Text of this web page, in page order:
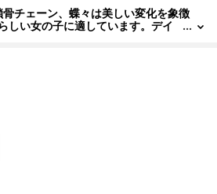
チェーン、蝶々は美しい変化を象徴
しい女の子に適しています。デイ